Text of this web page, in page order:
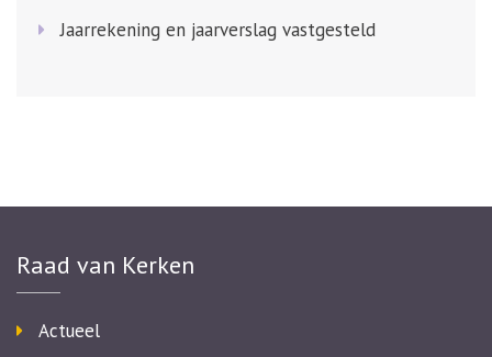
Jaarrekening en jaarverslag vastgesteld
Raad van Kerken
Actueel